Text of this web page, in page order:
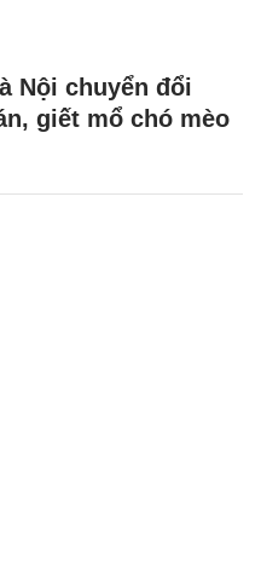
Nội chuyển đổi
giết mổ chó mèo